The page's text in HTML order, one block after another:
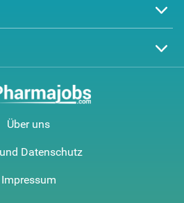
Über uns
Datenschutz
Impressum